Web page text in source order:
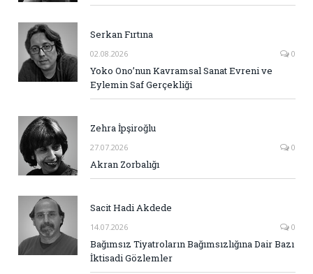
Serkan Fırtına
02.08.2026 0
Yoko Ono’nun Kavramsal Sanat Evreni ve
Eylemin Saf Gerçekliği
Zehra İpşiroğlu
27.07.2026 0
Akran Zorbalığı
Sacit Hadi Akdede
14.07.2026 0
Bağımsız Tiyatroların Bağımsızlığına Dair Bazı
İktisadi Gözlemler